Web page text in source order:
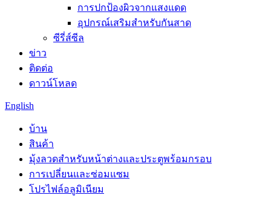
การปกป้องผิวจากแสงแดด
อุปกรณ์เสริมสำหรับกันสาด
ซีรี่ส์ซีล
ข่าว
ติดต่อ
ดาวน์โหลด
English
บ้าน
สินค้า
มุ้งลวดสำหรับหน้าต่างและประตูพร้อมกรอบ
การเปลี่ยนและซ่อมแซม
โปรไฟล์อลูมิเนียม